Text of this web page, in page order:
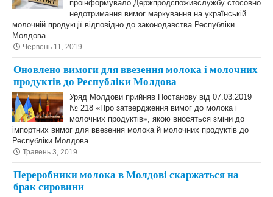
проінформувало Держпродспоживслужбу стосовно
недотримання вимог маркування на українській
молочній продукції відповідно до законодавства Республіки
Молдова.
Червень 11, 2019
Оновлено вимоги для ввезення молока і молочних
продуктів до Республіки Молдова
Уряд Молдови прийняв Постанову від 07.03.2019
№ 218 «Про затвердження вимог до молока і
молочних продуктів», якою вносяться зміни до
імпортних вимог для ввезення молока й молочних продуктів до
Республіки Молдова.
Травень 3, 2019
Переробники молока в Молдові скаржаться на
брак сировини